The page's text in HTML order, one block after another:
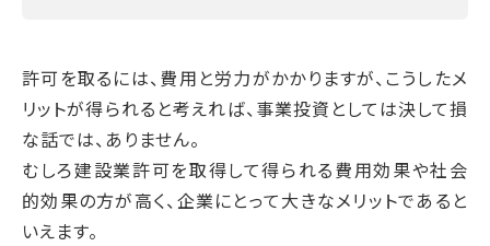
許可を取るには、費用と労力がかかりますが、こうしたメ
リットが得られると考えれば、事業投資としては決して損
な話では、ありません。
むしろ建設業許可を取得して得られる費用効果や社会
的効果の方が高く、企業にとって大きなメリットであると
いえます。